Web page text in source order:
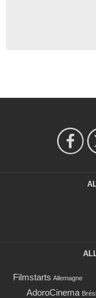
Filmstarts Allemagne
AdoroCinema